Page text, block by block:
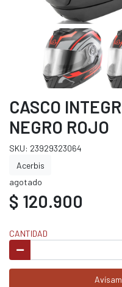
CASCO
NEGRO ROJO
SKU: 23929323064
Acerbis
agotado
$ 120.900
CANTIDAD